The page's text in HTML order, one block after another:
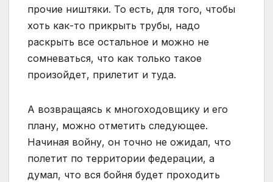
прочие ништяки. То есть, для того, чтобы
хоть как-то прикрыть трубы, надо
раскрыть все остальное и можно не
сомневаться, что как только такое
произойдет, прилетит и туда.
А возвращаясь к многоходовщику и его
плану, можно отметить следующее.
Начиная войну, он точно не ожидал, что
полетит по территории федерации, а
думал, что вся бойня будет проходить